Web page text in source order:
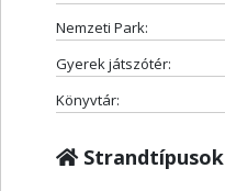
Nemzeti Park:
Gyerek játszótér:
Könyvtár:
Strandtípusok